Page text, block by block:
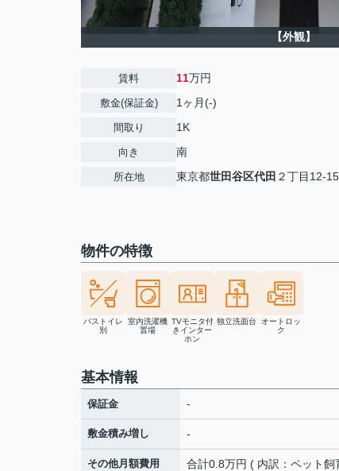
【外観】
賃料 11万円
敷金(保証金) 1ヶ月(-)
間取り 1K
向き 南
所在地 東京都世田谷区代田 ２丁目12-15
物件の特徴
バストイレ
別
室内洗濯機
置場
TVモニタ付
きインター
ホン
独立洗面台
オートロッ
ク
基本情報
保証金 -
敷金積み増し -
その他月額費用 合計0.8万円 ( 内訳：ペット